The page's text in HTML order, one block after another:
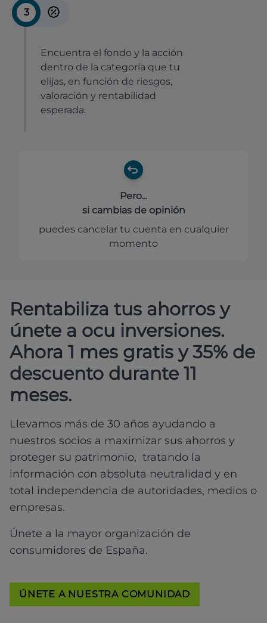
3
Encuentra el fondo y la acción
dentro de la categoría que tu
elijas, en función de riesgos,
valoración y rentabilidad
esperada.
Pero...
si cambias de opinión
puedes cancelar tu cuenta en cualquier
momento
Rentabiliza tus ahorros y
únete a ocu inversiones.
Ahora 1 mes gratis y 35% de
descuento durante 11
meses.
Llevamos más de 30 años ayudando a
nuestros socios a maximizar sus ahorros y
proteger su patrimonio, tratando la
información con absoluta neutralidad y en
total independencia de autoridades, medios o
empresas.
Únete a la mayor organización de
consumidores de España.
ÚNETE A NUESTRA COMUNIDAD